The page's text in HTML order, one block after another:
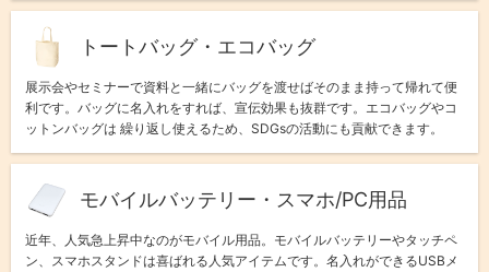
トートバッグ・エコバッグ
展示会やセミナーで資料と一緒にバッグを渡せばそのまま持って帰れて便
利です。バッグに名入れをすれば、宣伝効果も抜群です。エコバッグやコ
ットンバッグは 繰り返し使えるため、SDGsの活動にも貢献できます。
モバイルバッテリー・スマホ/PC用品
近年、人気急上昇中なのがモバイル用品。モバイルバッテリーやタッチペ
ン、スマホスタンドは喜ばれる人気アイテムです。名入れができるUSBメ